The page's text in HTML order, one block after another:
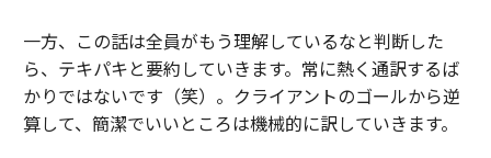
一方、この話は全員がもう理解しているなと判断した
ら、テキパキと要約していきます。常に熱く通訳するば
かりではないです（笑）。クライアントのゴールから逆
算して、簡潔でいいところは機械的に訳していきます。